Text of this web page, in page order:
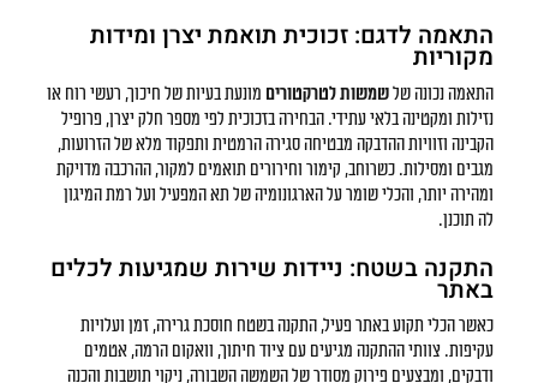
התאמה לדגם: זכוכית תואמת יצרן ומידות
מקוריות
התאמה נכונה שלשמשות לטרקטורים מונעת בעיות של חיכוך, רעשי רוח או
נזילות ומקטינה בלאי עתידי. הבחירה בזכוכית לפי מספר חלק יצרן, פרופיל
הקבינה וזוויות ההדבקה מבטיחה סגירה הרמטית ותפקוד מלא של הזרועות,
מגבים ומסילות. כשרוחב, קימור וחירורים תואמים למקור, ההרכבה מדויקת
ומהירה יותר, והכלי שומר על הארגונומיה של תא המפעיל ועל רמת המיגון
לה תוכנן.
התקנה בשטח: ניידות שירות שמגיעות לכלים
באתר
כאשר הכלי תקוע באתר פעיל, התקנה בשטח חוסכת גרירה, זמן ועלויות
עקיפות. צוותי ההתקנה מגיעים עם ציוד חיתוך, וואקום הרמה, אטמים
ודבקים, ומבצעים פירוק מסודר של השמשה השבורה, ניקוי תושבות והכנה